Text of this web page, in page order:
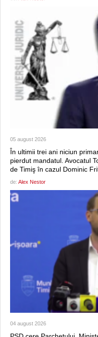
05 august 2026
În ultimii trei ani niciun
pierdut mandatul. Avocatul
de Timiş în cazul Dominic
de: Alex Nestor
04 august 2026